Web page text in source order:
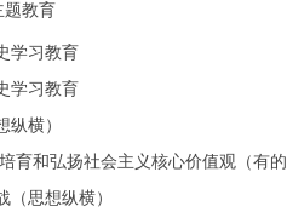
题教育
学习教育
学习教育
横）
育和弘扬社会主义核心价值观（有
思想纵横）